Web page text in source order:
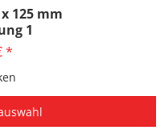
125 mm
1
*